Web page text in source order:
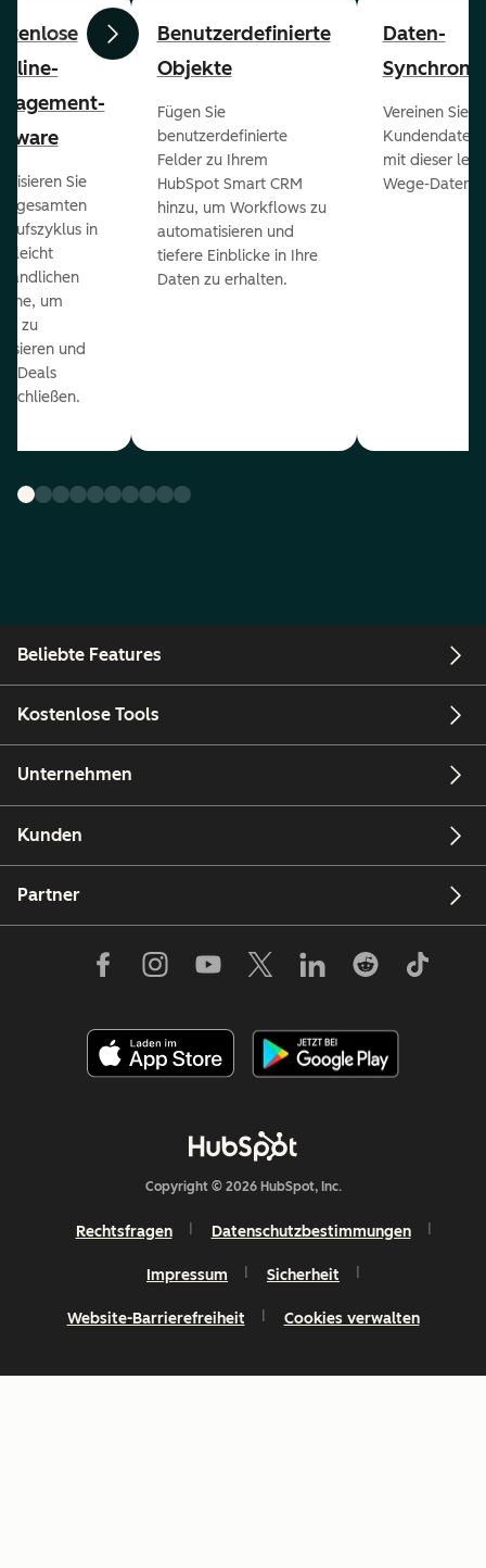
ZurückWeiter
Sie
gesamten
in
leicht
um
zu
und
Deals
Benutzerdefinierte
Objekte
Fügen Sie
benutzerdefinierte
Felder zu Ihrem
HubSpot Smart CRM
hinzu, um Workflows zu
automatisieren und
tiefere Einblicke in Ihre
Daten zu erhalten.
Daten-
Vereinen Sie
Kundendaten
mit dieser
Wege-Daten-
Beliebte Features
Kostenlose Tools
Unternehmen
Kunden
Partner
Copyright © 2026 HubSpot, Inc.
Rechtsfragen Datenschutzbestimmungen
Impressum Sicherheit
Website-Barrierefreiheit Cookies verwalten